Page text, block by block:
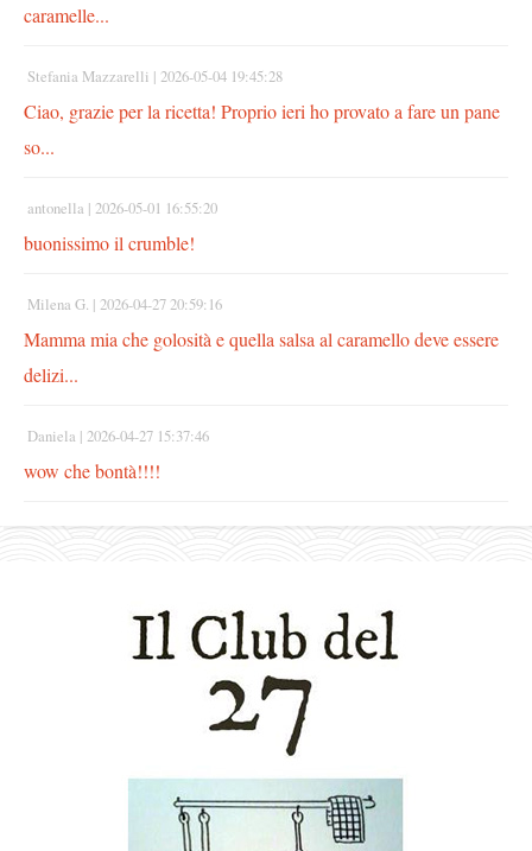
caramelle...
Stefania Mazzarelli | 2026-05-04 19:45:28
Ciao, grazie per la ricetta! Proprio ieri ho provato a fare un pane
so...
antonella | 2026-05-01 16:55:20
buonissimo il crumble!
Milena G. | 2026-04-27 20:59:16
Mamma mia che golosità e quella salsa al caramello deve essere
delizi...
Daniela | 2026-04-27 15:37:46
wow che bontà!!!!